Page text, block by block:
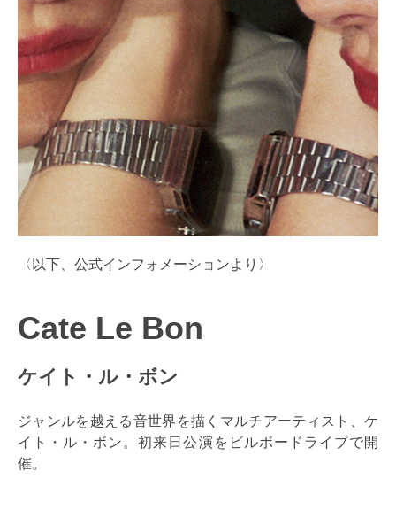
〈以下、公式インフォメーションより〉
Cate Le Bon
ケイト・ル・ボン
ジャンルを越える音世界を描くマルチアーティスト、ケ
イト・ル・ボン。初来日公演をビルボードライブで開
催。